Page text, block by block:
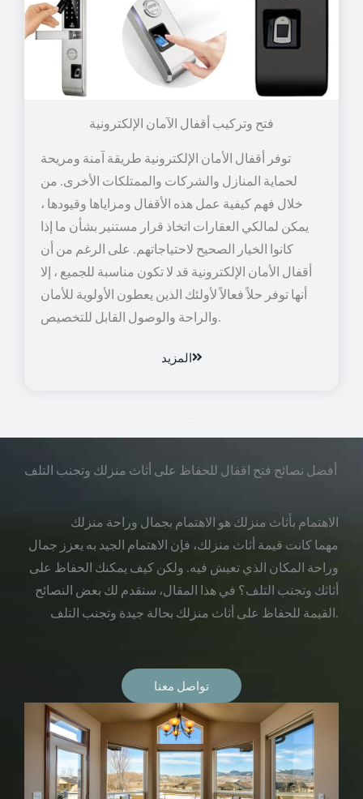
توفر أقفال الأمان الإلكترونية طريقة آمنة ومريحة
لحماية المنازل والشركات والممتلكات الأخرى. من
خلال فهم كيفية عمل هذه الأقفال ومزاياها وقيودها ،
يمكن لمالكي العقارات اتخاذ قرار مستنير بشأن ما إذا
كانوا الخيار الصحيح لاحتياجاتهم. على الرغم من أن
أقفال الأمان الإلكترونية قد لا تكون مناسبة للجميع ، إلا
أنها توفر حلاً فعالاً لأولئك الذين يعطون الأولوية للأمان
والراحة والوصول القابل للتخصيص.
المزيد
أفضل نصائح فتح اقفال للحفاظ على أثاث منزلك وتجنب التلف
الاهتمام بأثاث منزلك هو الاهتمام بجمال وراحة منزلك
مهما كانت قيمة أثاث منزلك، فإن الاهتمام الجيد به يعزز جمال
وراحة المكان الذي تعيش فيه. ولكن كيف يمكنك الحفاظ على
أثاثك وتجنب التلف؟ في هذا المقال، سنقدم لك بعض النصائح
القيمة للحفاظ على أثاث منزلك بحالة جيدة وتجنب التلف.
تواصل معنا